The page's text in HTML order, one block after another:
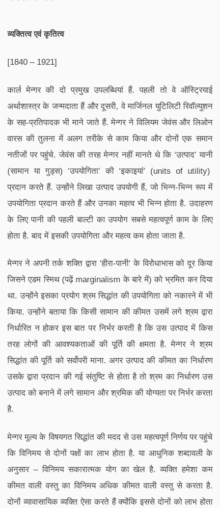
व्यक्तित्व एवं कृतित्व
[1840 – 1921]
कार्ल मेन्गर की दो प्रमुख उपलब्धियां हैं. पहली तो वे ऑस्ट्रियाई
अर्थाशास्त्र के जन्मदाता हैं और दूसरी, वे मार्जिनल युटिलिटी रिवॉल्युशन
के सह-प्रतिपादक भी माने जाते हैं. मेन्गर ने विलियम जेवंस और लिओन
वारस की तुलना में अलग तरीके से काम किया और दोनों एक समान
नतीजों पर पहुंचे. जेवंस की तरह मेन्गर नहीं मानते थे कि ‘उत्पाद’ यानी
(सामान या गुड्स) ‘उपयोगिता’ की ‘इकाइयां’ (units of utility)
प्रदान करते हैं. उन्होंने लिखा उत्पाद उपयोगी हैं, जो भिन्न-भिन्न रूप में
उपयोगिता प्रदान करते हैं और उनका महत्व भी भिन्न होता है. उदाहरण
के लिए पानी की पहली बाल्टी का उपयोग सबसे महत्वपूर्ण काम के लिए
होता है. बाद में इसकी उपयोगिता और महत्व कम होता जाता है.
मेन्गर ने अपनी तर्क शक्ति द्वारा ‘हीरा-पानी‘ के विरोधाभास को दूर किया
जिसने एडम स्मिथ (पढ़ें marginalism के बारे में) को भ्रमित कर दिया
था. उन्होंने इसका प्रयोग श्रम सिद्धांत की उपयोगिता को नकारने में भी
किया. उन्होंने बताया कि किसी सामान की कीमत उसमें लगे श्रम द्वारा
निर्धारित न होकर इस बात पर निर्भर करती है कि उस उत्पाद में किस
तरह लोगों की आवश्यकताओं की पूर्ति की क्षमता है. मेन्गर ने श्रम
सिद्धांत की पूर्ति को सर्वोपरी माना. अगर उत्पाद की कीमत का निर्धारण
उसके द्वारा प्रदान की गई संतुष्टि से होता है तो श्रम का निर्धारण उस
उत्पाद को बनाने में लगे सामान और श्रमिक की योग्यता पर निर्भर करता
है.
मेन्गर मूल्य के विषयगत सिद्धांत की मदद से उस महत्वपूर्ण निर्णय पर पहुंचे
कि विनिमय से दोनों पक्षों का लाभ होता है. या आधुनिक शब्दावली के
अनुसार – विनिमय सकारात्मक योग का खेल है. व्यक्ति हमेशा कम
कीमत वाली वस्तु का विनिमय अधिक कीमत वाली वस्तु से करता है.
दोनों व्यावासायिक व्यक्ति ऐसा करते हैं क्योंकि इससे दोनों को लाभ होता